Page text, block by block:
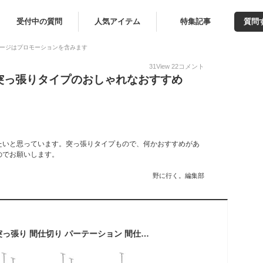
受付中の質問 人気アイテム 特集記事 質問
ジはプロモーションを含みます
31View 22コメント
張りタイプのおしゃれなおすすめ
と思っています。突っ張りタイプもので、何かおすすめがあ
お願いします。
野に行く。編集部
【クーポン配布中】突っ張り 間仕切り パーテーション 間仕切り専用 幅90cm 【送料無料】